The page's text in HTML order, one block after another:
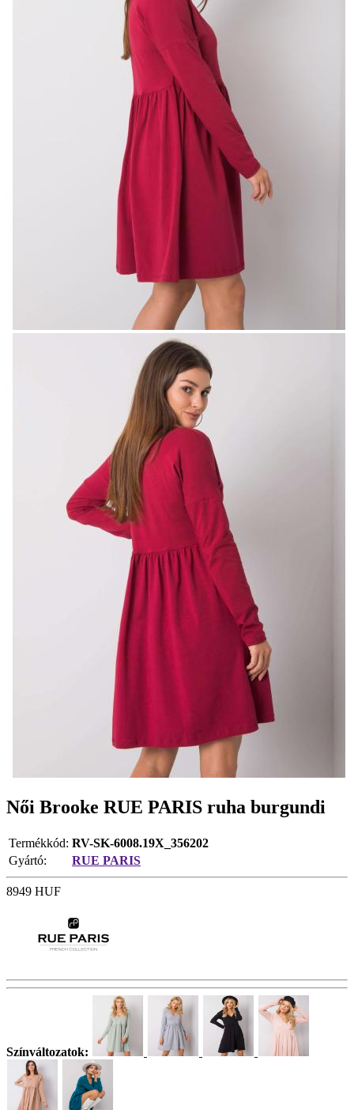
Női Brooke RUE PARIS ruha burgundi
Termékkód: RV-SK-6008.19X_356202
Gyártó:
RUE PARIS
8949 HUF
Színváltozatok: